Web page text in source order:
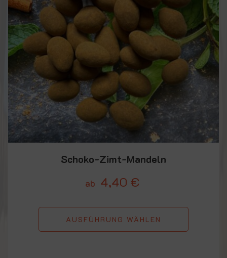
Schoko-Zimt-Mandeln
ab 4,40 €
AUSFÜHRUNG WÄHLEN